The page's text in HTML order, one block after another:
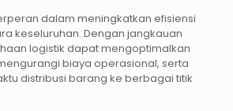
dalam meningkatkan efisiensi
keseluruhan. Dengan jangkauan
logistik dapat mengoptimalkan
biaya operasional, serta
distribusi barang ke berbagai titik